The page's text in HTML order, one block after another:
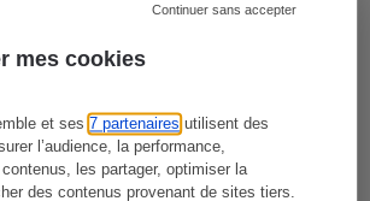
mes cookies
et ses7 partenaires utilisent des
l’audience, la performance,
les partager, optimiser la
des contenus provenant de sites tiers.
Continuer sans accepter
NOUS TESTONS
solaires - Le protocole
NOUS TESTONS
solaires visage - Le protocole